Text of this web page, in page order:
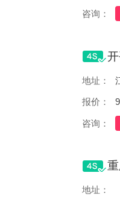
咨询：
地址：
报价：
咨询：
地址：